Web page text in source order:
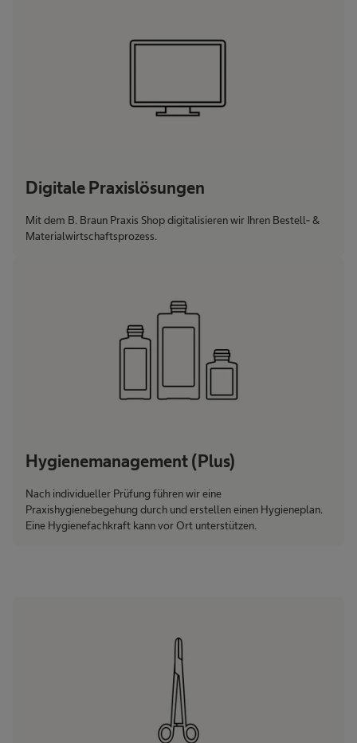
Digitale Praxislösungen
Mit dem B. Braun Praxis Shop digitalisieren wir Ihren Bestell- &
Materialwirtschaftsprozess.
Hygienemanagement (Plus)
Nach individueller Prüfung führen wir eine
Praxishygienebegehung durch und erstellen einen Hygieneplan.
Eine Hygienefachkraft kann vor Ort unterstützen.